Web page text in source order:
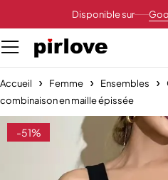
Disponible sur
Accueil Femme Ensembles
combinaison en maille épissée
-51%